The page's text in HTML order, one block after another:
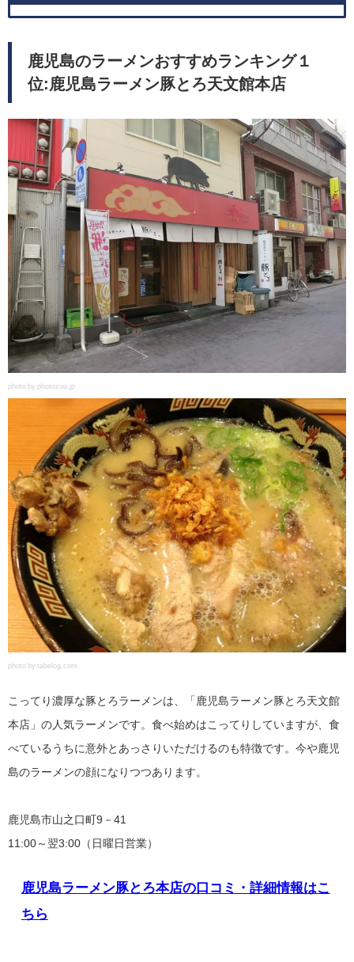
鹿児島のラーメンおすすめランキング１
位:鹿児島ラーメン豚とろ天文館本店
photo by photozou.jp
photo by tabelog.com
こってり濃厚な豚とろラーメンは、「鹿児島ラーメン豚とろ天文館
本店」の人気ラーメンです。食べ始めはこってりしていますが、食
べているうちに意外とあっさりいただけるのも特徴です。今や鹿児
島のラーメンの顔になりつつあります。
鹿児島市山之口町9－41
11:00～翌3:00（日曜日営業）
鹿児島ラーメン豚とろ本店の口コミ・詳細情報はこ
ちら